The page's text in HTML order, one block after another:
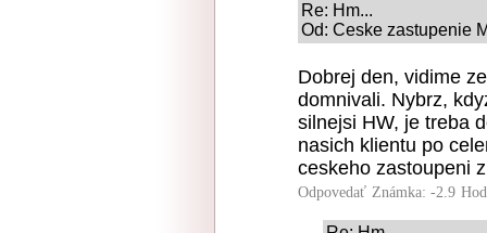
Re: Hm...
Od: Ceske zastupenie
Dobrej den, vidime
domnivali. Nybrz,
silnejsi HW, je treba
nasich klientu po
ceskeho zastoupeni
Odpovedať Známka: -2.9